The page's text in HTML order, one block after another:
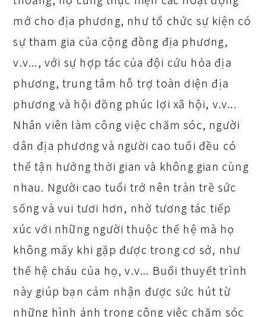
mở cho địa phương, như tổ chức sự kiện có
sự tham gia của cộng đồng địa phương,
v.v..., với sự hợp tác của đội cứu hỏa địa
phương, trung tâm hỗ trợ toàn diện địa
phương và hội đồng phúc lợi xã hội, v.v...
Nhân viên làm công việc chăm sóc, người
dân địa phương và người cao tuổi đều có
thể tận hưởng thời gian và không gian cùng
nhau. Người cao tuổi trở nên tràn trề sức
sống và vui tươi hơn, nhờ tương tác tiếp
xúc với những người thuộc thế hệ mà họ
không mấy khi gặp được trong cơ sở, như
thế hệ cháu của họ, v.v... Buổi thuyết trình
này giúp bạn cảm nhận được sức hút từ
những hình ảnh trong công việc chăm sóc